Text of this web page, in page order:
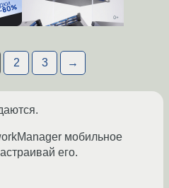
2 3 →
мобильное
его.